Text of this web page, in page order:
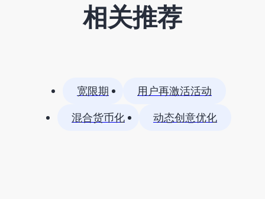
相关推荐
宽限期
用户再激活活动
混合货币化
动态创意优化